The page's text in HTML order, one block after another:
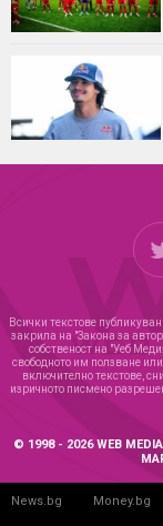
Всички текстове
закрила на "Закона за
собственост на "Уеб
свободното им ползване
включително текстове,
изричното писмено
© 1998 - 2026 WEB
News.bg Money.bg